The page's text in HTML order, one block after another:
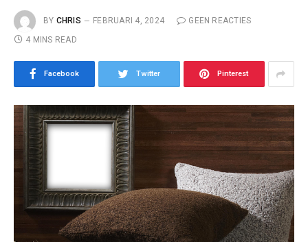
BY CHRIS FEBRUARI 4, 2024
GEEN REACTIES
4 MINS READ
Facebook Twitter Pinterest